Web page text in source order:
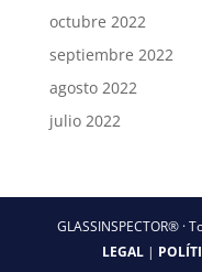
octubre 2022
septiembre 2022
agosto 2022
julio 2022
GLASSINSPECTOR® ·
LEGAL |